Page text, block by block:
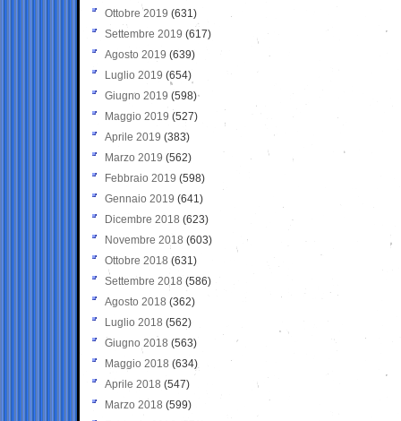
Ottobre 2019 (631)
Settembre 2019 (617)
Agosto 2019 (639)
Luglio 2019 (654)
Giugno 2019 (598)
Maggio 2019 (527)
Aprile 2019 (383)
Marzo 2019 (562)
Febbraio 2019 (598)
Gennaio 2019 (641)
Dicembre 2018 (623)
Novembre 2018 (603)
Ottobre 2018 (631)
Settembre 2018 (586)
Agosto 2018 (362)
Luglio 2018 (562)
Giugno 2018 (563)
Maggio 2018 (634)
Aprile 2018 (547)
Marzo 2018 (599)